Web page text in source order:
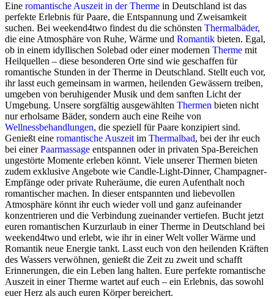
Eine romantische Auszeit in der Therme in Deutschland ist das
perfekte Erlebnis für Paare, die Entspannung und Zweisamkeit
suchen. Bei weekend4two findest du die schönsten Thermalbäder,
die eine Atmosphäre von Ruhe, Wärme und Romantik bieten. Egal,
ob in einem idyllischen Solebad oder einer modernen Therme mit
Heilquellen – diese besonderen Orte sind wie geschaffen für
romantische Stunden in der Therme in Deutschland. Stellt euch vor,
ihr lasst euch gemeinsam in warmen, heilenden Gewässern treiben,
umgeben von beruhigender Musik und dem sanften Licht der
Umgebung. Unsere sorgfältig ausgewählten Thermen bieten nicht
nur erholsame Bäder, sondern auch eine Reihe von
Wellnessbehandlungen, die speziell für Paare konzipiert sind.
Genießt eine romantische Auszeit im Thermalbad, bei der ihr euch
bei einerPaarmassage entspannen oder in privaten Spa-Bereichen
ungestörte Momente erleben könnt. Viele unserer Thermen bieten
zudem exklusive Angebote wie Candle-Light-Dinner, Champagner-
Empfänge oder private Ruheräume, die euren Aufenthalt noch
romantischer machen. In dieser entspannten und liebevollen
Atmosphäre könnt ihr euch wieder voll und ganz aufeinander
konzentrieren und die Verbindung zueinander vertiefen. Bucht jetzt
euren romantischen Kurzurlaub in einer Therme in Deutschland bei
weekend4two und erlebt, wie ihr in einer Welt voller Wärme und
Romantik neue Energie tankt. Lasst euch von den heilenden Kräften
des Wassers verwöhnen, genießt die Zeit zu zweit und schafft
Erinnerungen, die ein Leben lang halten. Eure perfekte romantische
Auszeit in einer Therme wartet auf euch – ein Erlebnis, das sowohl
euer Herz als auch euren Körper bereichert.